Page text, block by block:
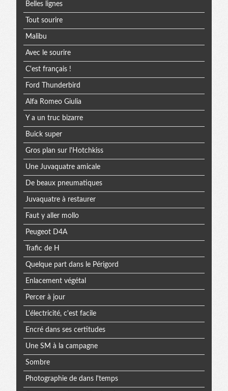
Belles lignes
Tout sourire
Malibu
Avec le sourire
C'est français !
Ford Thunderbird
Alfa Romeo Giulia
Y a un truc bizarre
Buick super
Gros plan sur l'Hotchkiss
Une Juvaquatre amicale
De beaux pneumatiques
Juvaquatre à restaurer
Faut y aller mollo
Peugeot D4A
Trafic de H
Quelque part dans le Périgord
Enlacement végétal
Percer à jour
L'électricité, c'est facile
Encré dans ses certitudes
Une SM à la campagne
Sombre
Photographie de dans l'temps